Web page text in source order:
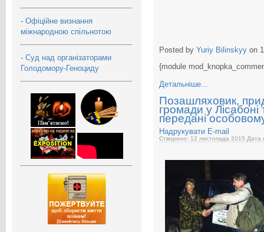
- Офіційне визнання
міжнародною спільнотою
- Суд над організаторами
Голодомору-Геноциду
Posted by Yuriy Bilinskyy on
{module
Детальніше...
Позашляховик,
громади у
передані
Надрукувати E-mail
Створено: 12 листопада 2015 Дата